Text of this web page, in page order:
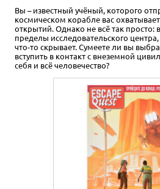
Вы – известный учёный, которого
космическом корабле вас
открытий. Однако не всё так просто:
пределы исследовательского
что-то скрывает. Сумеете ли вы
вступить в контакт с внеземной
себя и всё человечество?